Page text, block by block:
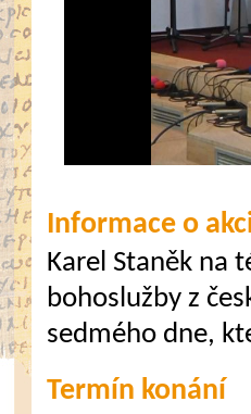
Informace o
Karel Staněk na
bohoslužby z
sedmého dne,
Termín konání